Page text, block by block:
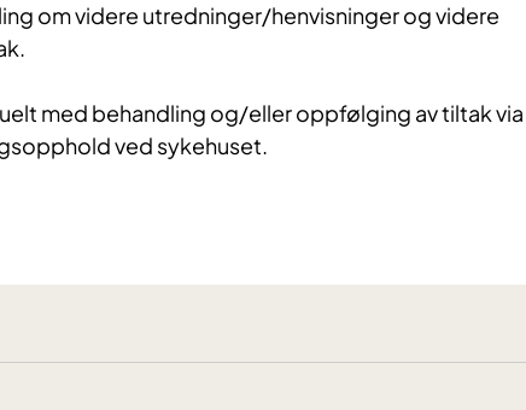
om videre utredninger/henvisninger og videre
med behandling og/eller oppfølging av tiltak via
ved sykehuset.